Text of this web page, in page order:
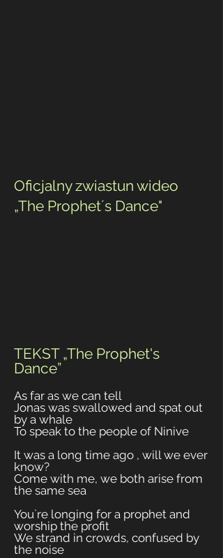
Oficjalny zwiastun wideo
„The Prophet´s Dance"
TEKST „The Prophet's
Dance”
As far as we can tell
Jonas was swallowed and spat out
by a whale
To speak to the people of Ninive
It was a long time ago , will we ever
know?
Come with me, we both arise from
the same sea
You`re longing for a prophet and
worship the profit
We strand in crowds, confused by
the noise